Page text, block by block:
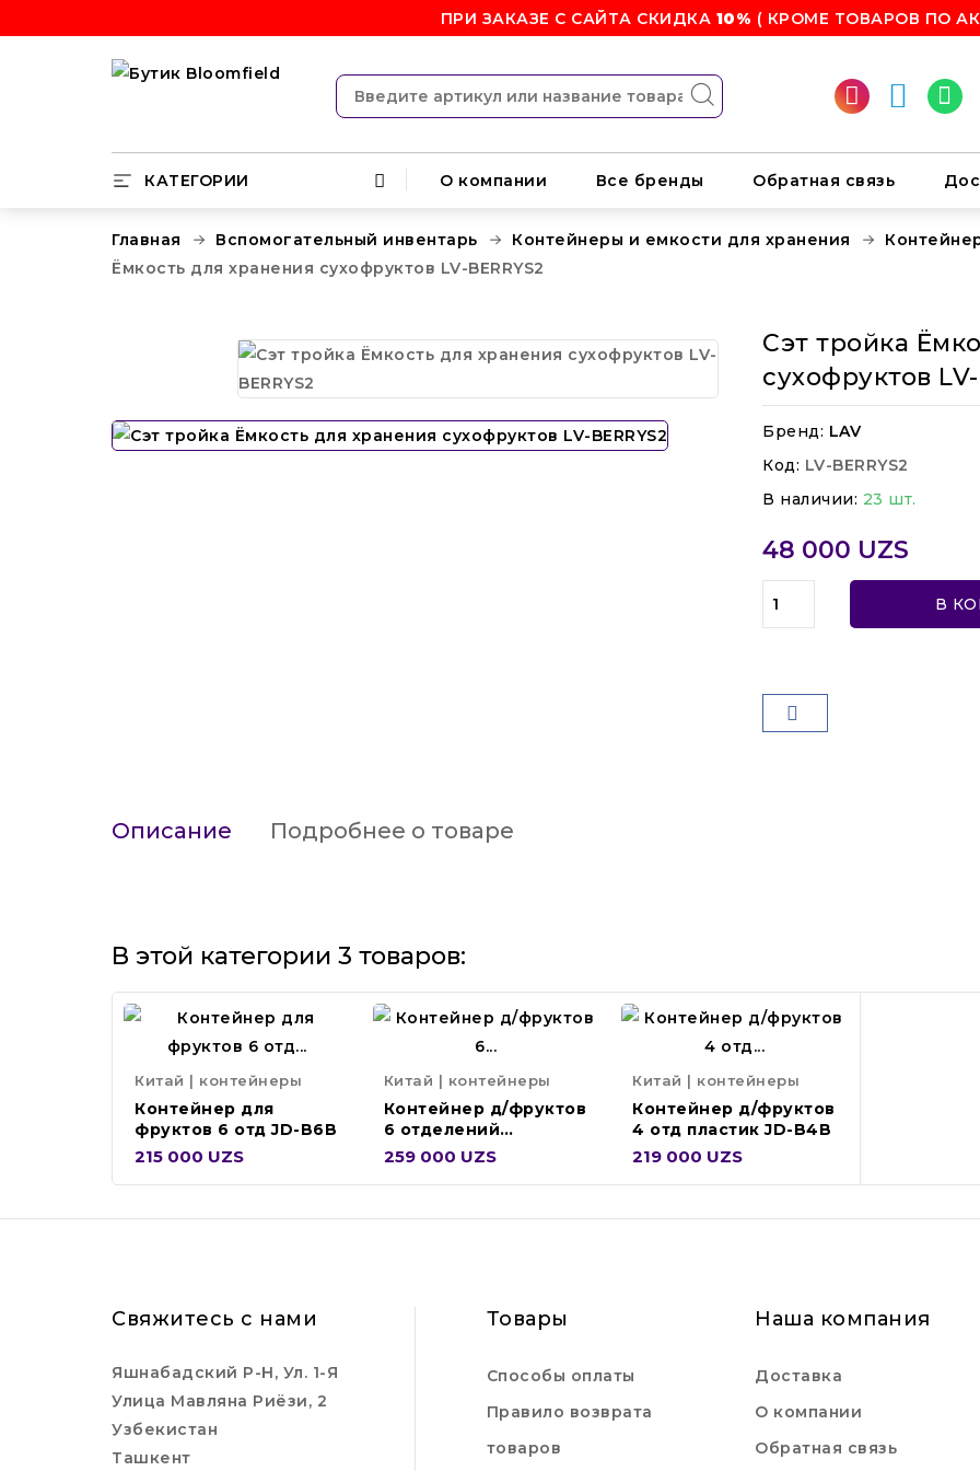
ПРИ ЗАКАЗЕ С САЙТА СКИДКА 10% ( КРОМЕ ТОВАРОВ ПО
КАТЕГОРИИ О компании Все бренды Обратная связь
Главная Вспомогательный инвентарь Контейнеры и емкости для хранения
Ёмкость для хранения сухофруктов LV-BERRYS2
Сэт тройка
сухофруктов LV-
Бренд: LAV
Код: LV-BERRYS2
В наличии: 23 шт.
48 000 UZS
В
Описание Подробнее о товаре
В этой категории 3 товаров:
Китай | контейнеры
Контейнер для
фруктов 6 отд JD-B6B
215 000 UZS
Китай | контейнеры
Контейнер д/фруктов
6 отделений
CDMH0005
259 000 UZS
Китай | контейнеры
Контейнер д/фруктов
4 отд пластик JD-B4B
219 000 UZS
Свяжитесь с нами
Яшнабадский Р-Н, Ул. 1-Я
Улица Мавляна Риёзи, 2
Узбекистан
Ташкент
Товары
Способы оплаты
Правило возврата
товаров
Наша компания
Доставка
О компании
Обратная связь